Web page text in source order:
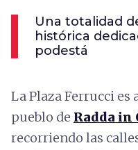
Una totalidad
histórica
podestá
La Plaza Ferrucci
pueblo de Radda
recorriendo las